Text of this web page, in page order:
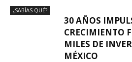
¿SABÍAS QUÉ?
30 AÑOS
CRECIMIENTO
MILES DE
MÉXICO